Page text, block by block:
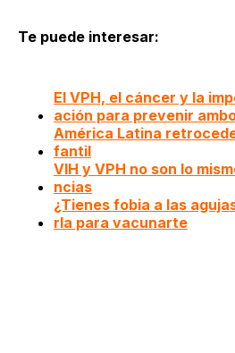
Te puede interesar:
El VPH, el cáncer y la
ación para prevenir
América Latina
fantil
VIH y VPH no son lo
ncias
¿Tienes fobia a las
rla para vacunarte